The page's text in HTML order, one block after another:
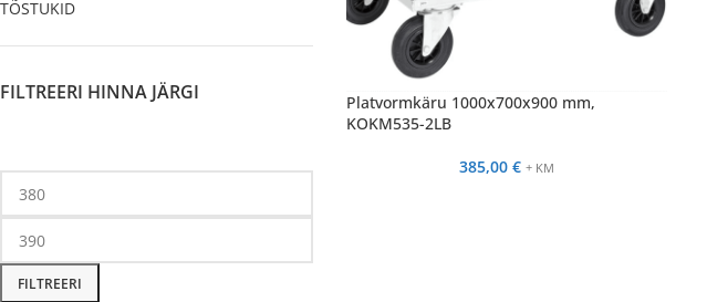
TÕSTUKID
FILTREERI HINNA JÄRGI
FILTREERI
Platvormkäru 1000x700x900 mm,
KOKM535-2LB
385,00 € + KM